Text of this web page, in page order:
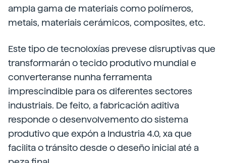
ampla gama de materiais como polímeros,
metais, materiais cerámicos, composites, etc.
Este tipo de tecnoloxías prevese disruptivas que
transformarán o tecido produtivo mundial e
converteranse nunha ferramenta
imprescindible para os diferentes sectores
industriais. De feito, a fabricación aditiva
responde o desenvolvemento do sistema
produtivo que expón a Industria 4.0, xa que
facilita o tránsito desde o deseño inicial até a